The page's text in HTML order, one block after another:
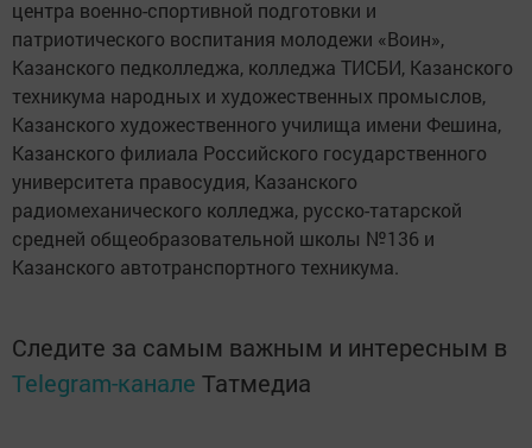
центра военно-спортивной подготовки и
патриотического воспитания молодежи «Воин»,
Казанского педколледжа, колледжа ТИСБИ, Казанского
техникума народных и художественных промыслов,
Казанского художественного училища имени Фешина,
Казанского филиала Российского государственного
университета правосудия, Казанского
радиомеханического колледжа, русско-татарской
средней общеобразовательной школы №136 и
Казанского автотранспортного техникума.
Следите за самым важным и интересным в
Telegram-канале Татмедиа